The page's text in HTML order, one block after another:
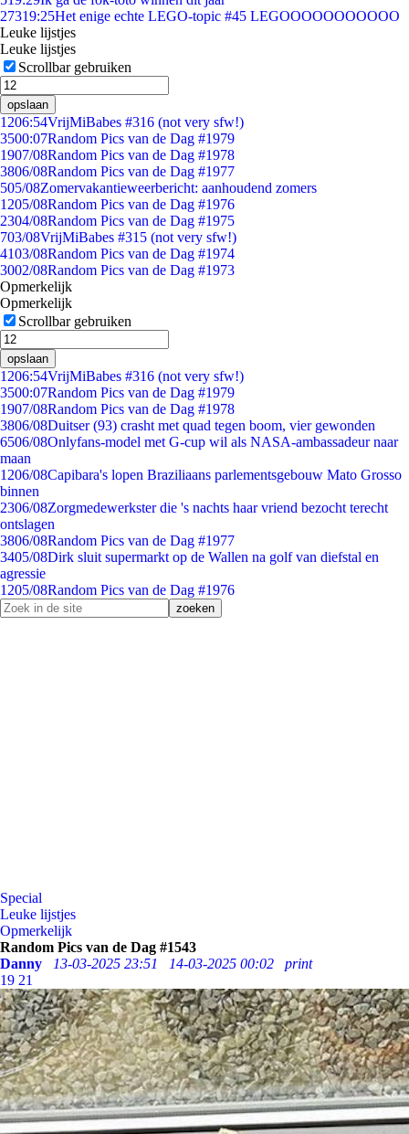
27319:25Het enige echte LEGO-topic #45 LEGOOOOOOOOOOO
Leuke lijstjes
Leuke lijstjes
Scrollbar gebruiken
opslaan
1206:54VrijMiBabes #316 (not very sfw!)
3500:07Random Pics van de Dag #1979
1907/08Random Pics van de Dag #1978
3806/08Random Pics van de Dag #1977
505/08Zomervakantieweerbericht: aanhoudend zomers
1205/08Random Pics van de Dag #1976
2304/08Random Pics van de Dag #1975
703/08VrijMiBabes #315 (not very sfw!)
4103/08Random Pics van de Dag #1974
3002/08Random Pics van de Dag #1973
Opmerkelijk
Opmerkelijk
Scrollbar gebruiken
opslaan
1206:54VrijMiBabes #316 (not very sfw!)
3500:07Random Pics van de Dag #1979
1907/08Random Pics van de Dag #1978
3806/08Duitser (93) crasht met quad tegen boom, vier gewonden
6506/08Onlyfans-model met G-cup wil als NASA-ambassadeur naar
maan
1206/08Capibara's lopen Braziliaans parlementsgebouw Mato Grosso
binnen
2306/08Zorgmedewerkster die 's nachts haar vriend bezocht terecht
ontslagen
3806/08Random Pics van de Dag #1977
3405/08Dirk sluit supermarkt op de Wallen na golf van diefstal en
agressie
1205/08Random Pics van de Dag #1976
Special
Leuke lijstjes
Opmerkelijk
Random Pics van de Dag #1543
Danny
13-03-2025 23:51 14-03-2025 00:02
print
19 21